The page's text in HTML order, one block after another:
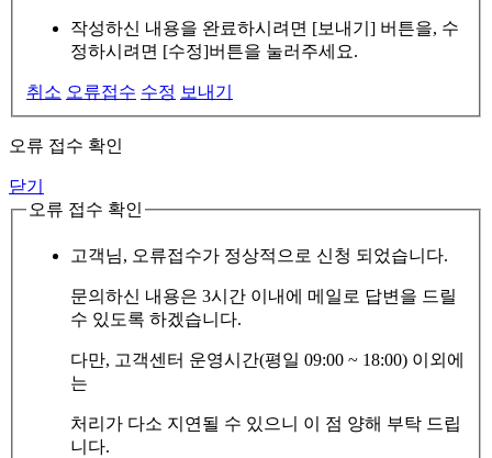
작성하신 내용을 완료하시려면 [보내기] 버튼을, 수
정하시려면 [수정]버튼을 눌러주세요.
취소 오류접수 수정 보내기
오류 접수 확인
닫기
오류 접수 확인
고객님, 오류접수가 정상적으로 신청 되었습니다.
문의하신 내용은 3시간 이내에 메일로 답변을 드릴
수 있도록 하겠습니다.
다만, 고객센터 운영시간(평일 09:00 ~ 18:00) 이외에
는
처리가 다소 지연될 수 있으니 이 점 양해 부탁 드립
니다.